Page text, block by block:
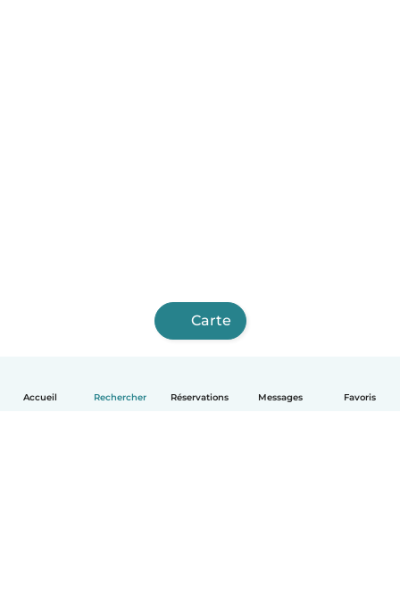
Accueil Rechercher Réservations Messages Favoris
Carte